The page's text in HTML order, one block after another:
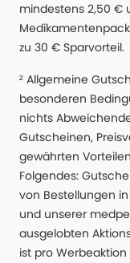
mindestens 2,50 €
zu 30 € Sparvorteil.
² Allgemeine
besonderen
nichts
Gutscheinen,
gewährten
Folgendes:
von Bestellungen
und unserer
ausgelobten
ist pro